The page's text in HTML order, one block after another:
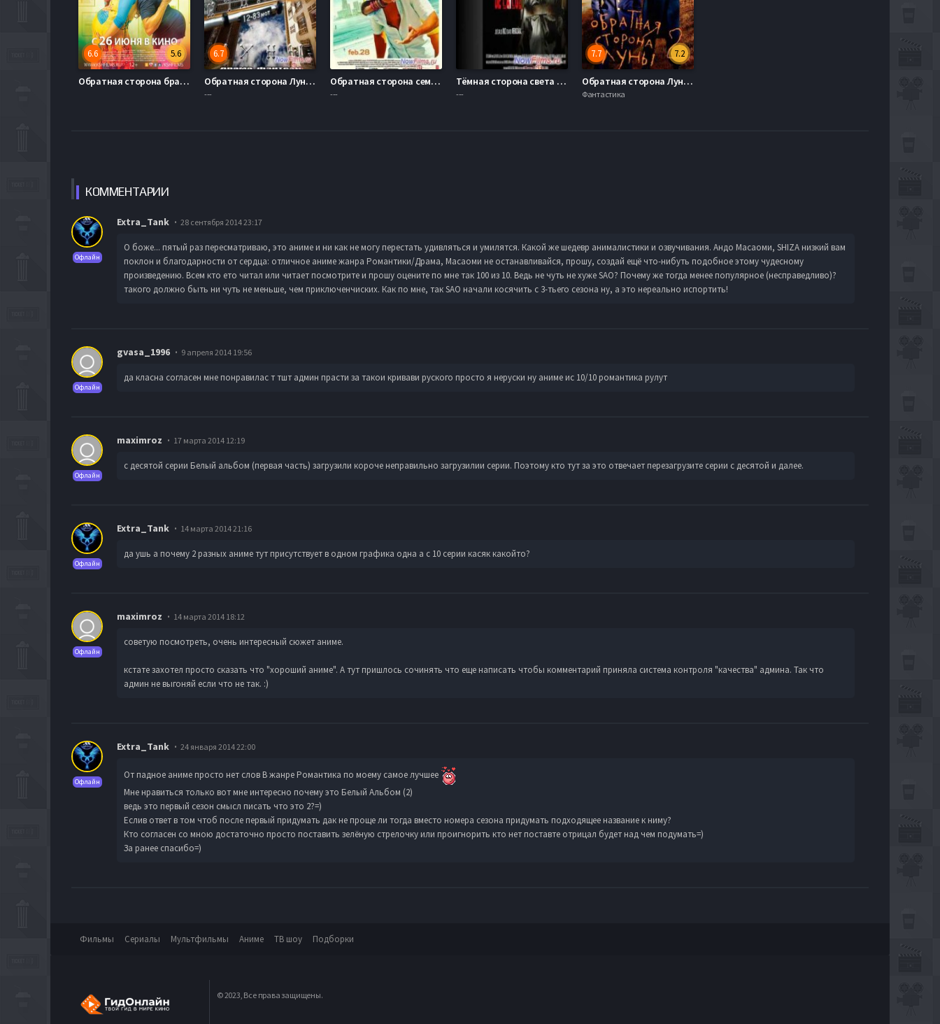
5.6
6.6
Обратная сторона брака (2014)
6.7
Обратная сторона Луны (2015)
---
Обратная сторона семейной жизни (2014)
---
Тёмная сторона света (2013)
---
7.2
7.7
Обратная сторона Луны 1,2 Сезон
Фантастика
КОММЕНТАРИИ
Офлайн
Extra_Tank 28 сентября 2014 23:17
О боже... пятый раз пересматриваю, это аниме и ни как не могу перестать удивляться и умилятся. Какой же шедевр анималистики и озвучивания. Андо Масаоми, SHIZA низкий вам
поклон и благодарности от сердца: отличное аниме жанра Романтики/Драма, Масаоми не останавливайся, прошу, создай ещё что-нибуть подобное этому чудесному
произведению. Всем кто ето читал или читает посмотрите и прошу оцените по мне так 100 из 10. Ведь не чуть не хуже SAO? Почему же тогда менее популярное (несправедливо)?
такого должно быть ни чуть не меньше, чем приключенчиских. Как по мне, так SAO начали косячить с 3-тьего сезона ну, а это нереально испортить!
Офлайн
gvasa_1996 9 апреля 2014 19:56
да класна согласен мне понравилас т тшт админ прасти за такои кривави руского просто я неруски ну аниме ис 10/10 романтика рулут
Офлайн
maximroz 17 марта 2014 12:19
с десятой серии Белый альбом (первая часть) загрузили короче неправильно загрузилии серии. Поэтому кто тут за это отвечает перезагрузите серии с десятой и далее.
Офлайн
Extra_Tank 14 марта 2014 21:16
да ушь а почему 2 разных аниме тут присутствует в одном графика одна а с 10 серии касяк какойто?
Офлайн
maximroz 14 марта 2014 18:12
советую посмотреть, очень интересный сюжет аниме.
кстате захотел просто сказать что "хороший аниме". А тут пришлось сочинять что еще написать чтобы комментарий приняла система контроля "качества" админа. Так что
админ не выгоняй если что не так. :)
Офлайн
Extra_Tank 24 января 2014 22:00
От падное аниме просто нет слов В жанре Романтика по моему самое лучшее
Мне нравиться только вот мне интересно почему это Белый Альбом (2)
ведь это первый сезон смысл писать что это 2?=)
Еслив ответ в том чтоб после первый придумать дак не проще ли тогда вместо номера сезона придумать подходящее название к ниму?
Кто согласен со мною достаточно просто поставить зелёную стрелочку или проигнорить кто нет поставте отрицал будет над чем подумать=)
За ранее спасибо=)
Фильмы Сериалы Мультфильмы Аниме ТВ шоу Подборки
© 2023, Все права защищены.